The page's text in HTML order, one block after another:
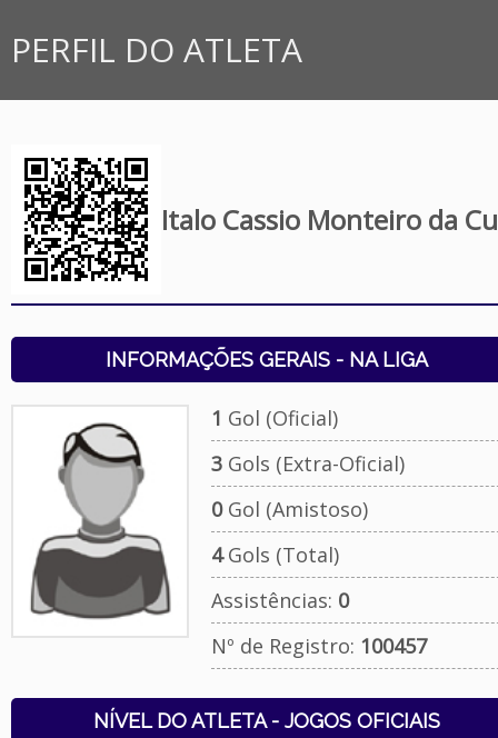
PERFIL DO ATLETA
Italo Cassio Monteiro da
INFORMAÇÕES GERAIS - NA LIGA
1 Gol (Oficial)
3Gols (Extra-Oficial)
0Gol (Amistoso)
4Gols (Total)
Assistências: 0
Nº de Registro: 100457
NÍVEL DO ATLETA - JOGOS OFICIAIS